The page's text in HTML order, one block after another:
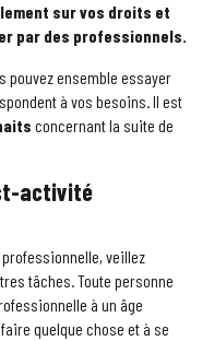
sur vos droits et
par des professionnels.
pouvez ensemble essayer
à vos besoins. Il est
concernant la suite de
activité
professionnelle, veillez
tâches. Toute personne
à un âge
quelque chose et à se